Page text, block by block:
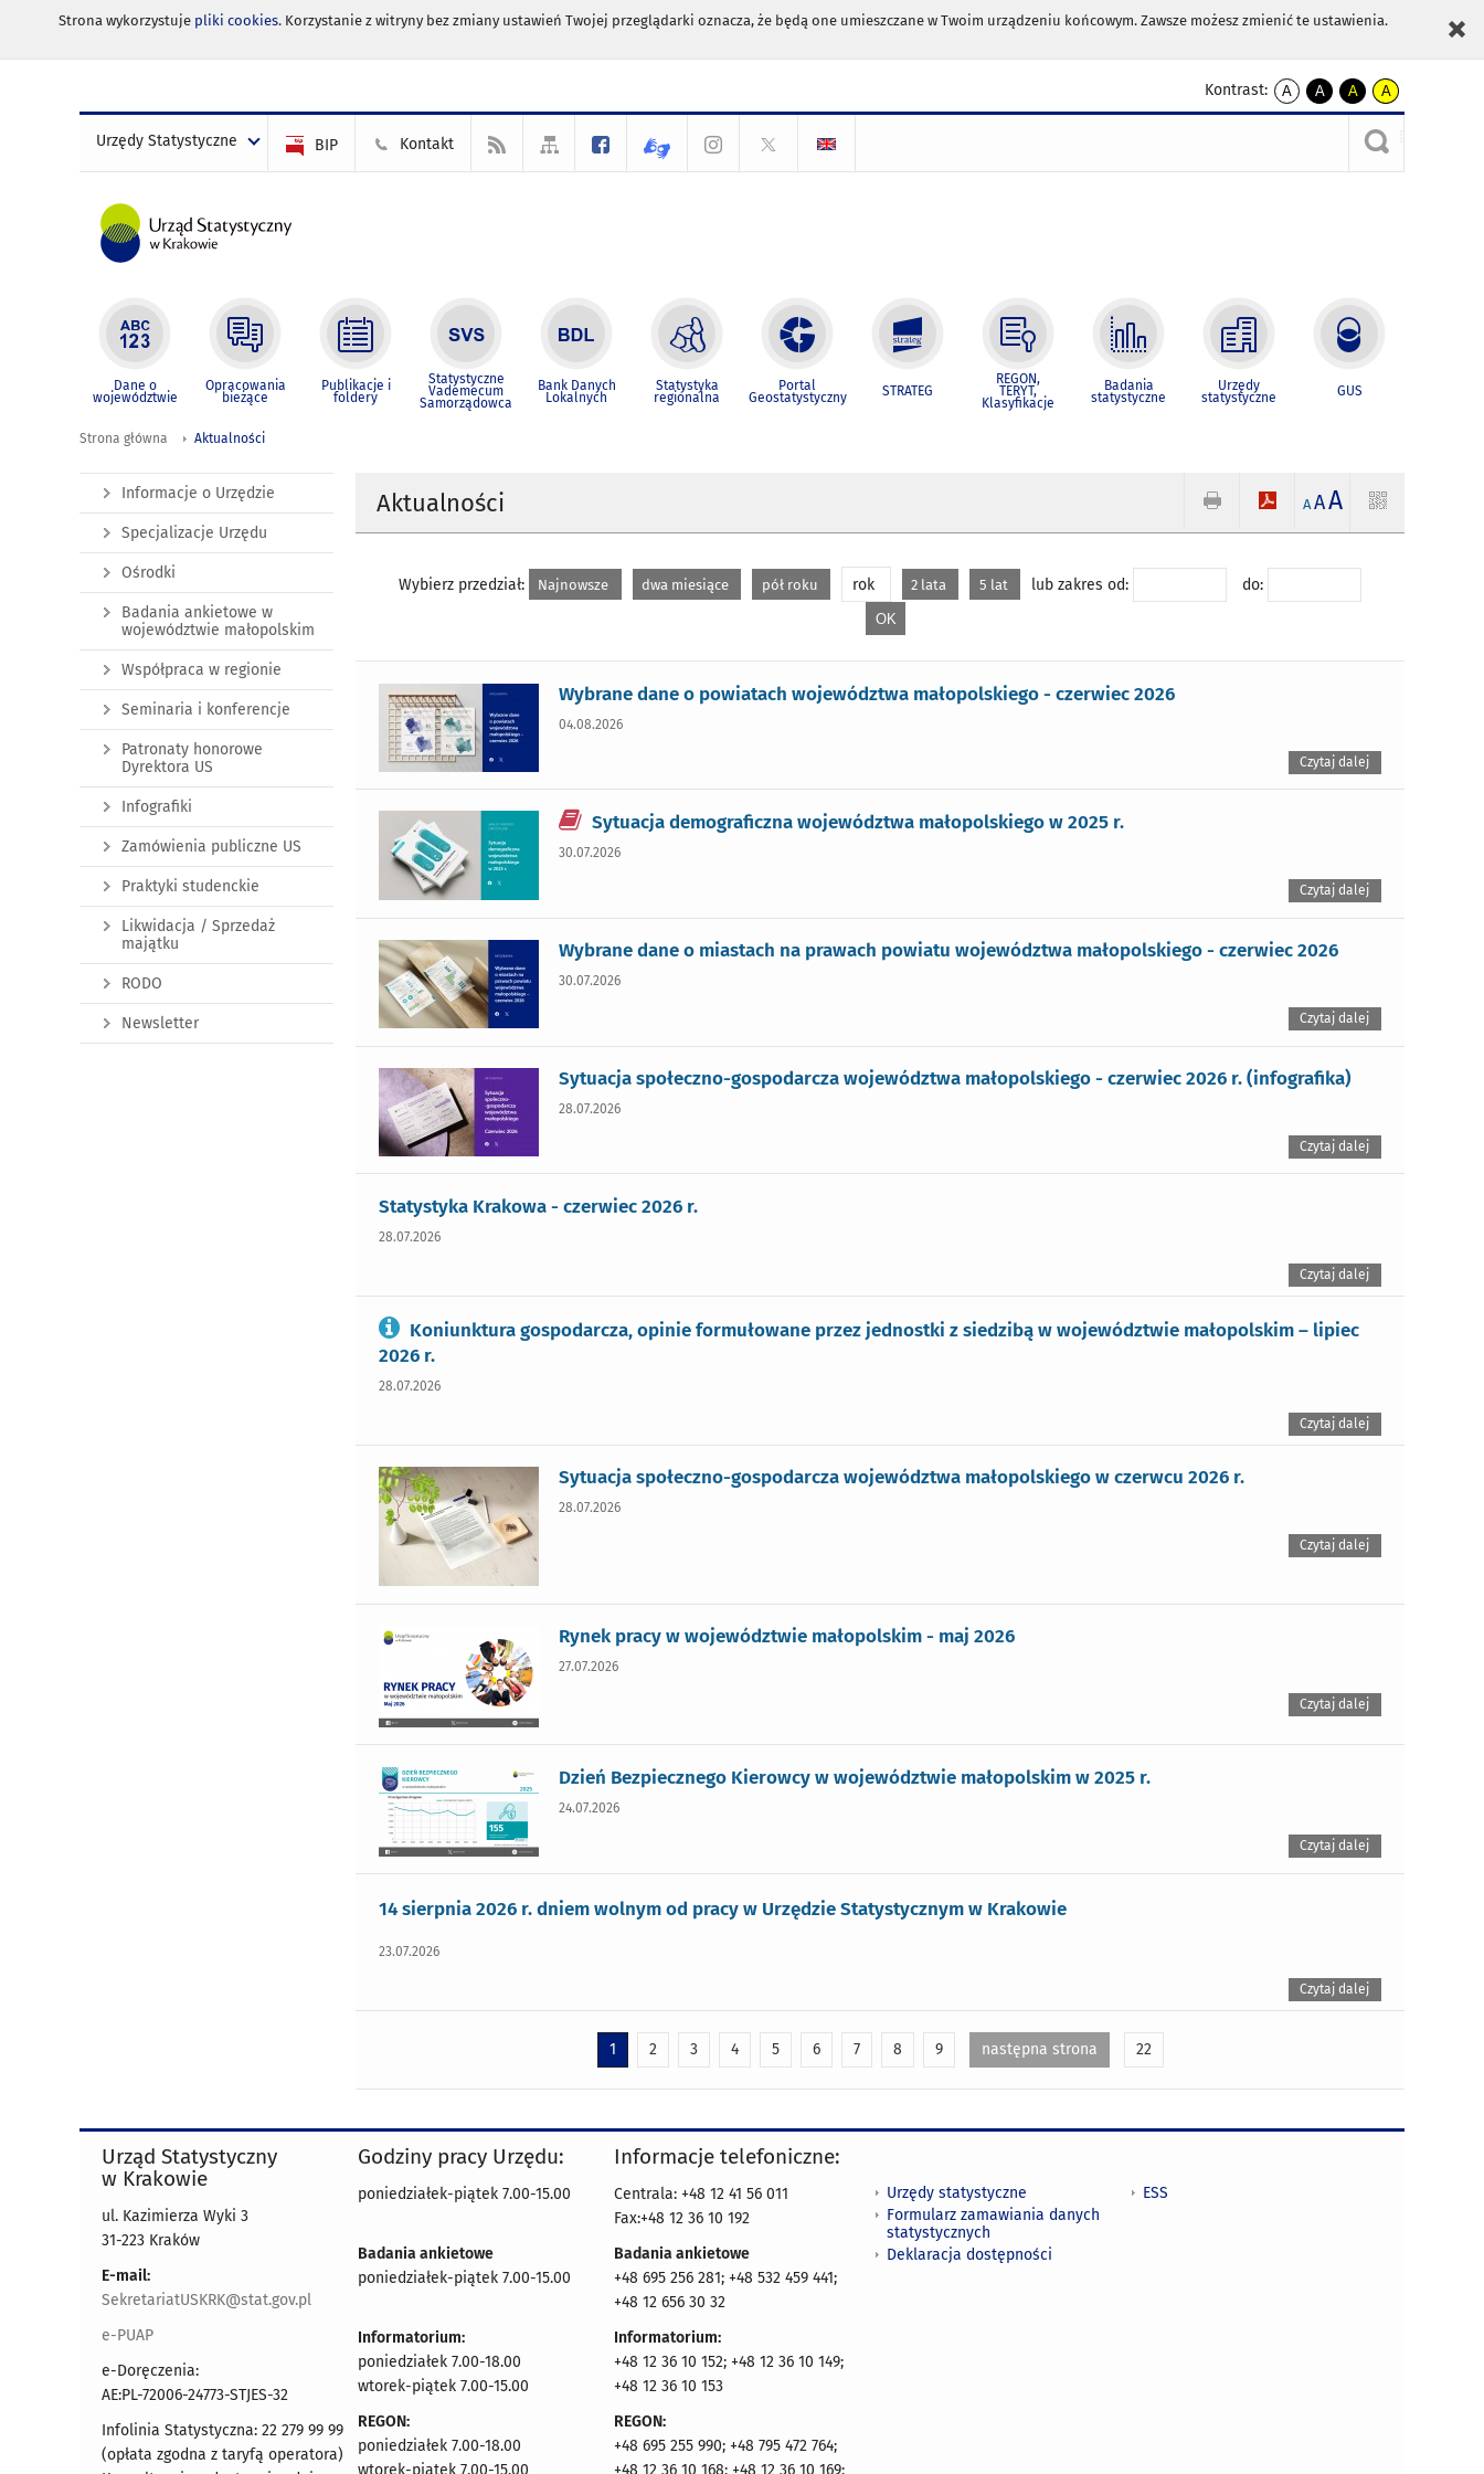
Strona wykorzystuje pliki cookies. Korzystanie z witryny bez zmiany ustawień Twojej przeglądarki oznacza, że będą one umieszczane w Twoim urządzeniu końcowym. Zawsze możesz zmienić te ustawienia.
Kontrast:
A
kontrast
A
kontrast
czarnym
A
kontrast
żółty
tekst
czarnym
A
kontrast
czarny
tekst
żółtym
Urzędy Statystyczne BIP Kontakt
Dane o
województwie
Opracowania
bieżące
Publikacje i
foldery
Statystyczne
Vademecum
Samorządowca
Bank Danych
Lokalnych
Statystyka
regionalna
Portal
Geostatystyczny STRATEG
REGON,
TERYT,
Klasyfikacje
Badania
statystyczne
Urzędy
statystyczne GUS
Strona główna Aktualności
Aktualności A AA
Wybierz przedział: Najnowsze dwa miesiące pół roku rok 2 lata 5 lat lub zakres od: do:
Wybrane dane o powiatach województwa małopolskiego - czerwiec 2026
04.08.2026
Czytaj dalej
Sytuacja demograficzna województwa małopolskiego w 2025 r.
30.07.2026
Czytaj dalej
Wybrane dane o miastach na prawach powiatu województwa małopolskiego - czerwiec 2026
30.07.2026
Czytaj dalej
Sytuacja społeczno-gospodarcza województwa małopolskiego - czerwiec 2026 r. (infografika)
28.07.2026
Czytaj dalej
Statystyka Krakowa - czerwiec 2026 r.
28.07.2026
Czytaj dalej
Koniunktura gospodarcza, opinie formułowane przez jednostki z siedzibą w województwie małopolskim – lipiec
2026 r.
28.07.2026
Czytaj dalej
Sytuacja społeczno-gospodarcza województwa małopolskiego w czerwcu 2026 r.
28.07.2026
Czytaj dalej
Rynek pracy w województwie małopolskim - maj 2026
27.07.2026
Czytaj dalej
Dzień Bezpiecznego Kierowcy w województwie małopolskim w 2025 r.
24.07.2026
Czytaj dalej
14 sierpnia 2026 r. dniem wolnym od pracy w Urzędzie Statystycznym w Krakowie
23.07.2026
Czytaj dalej
1 2 3 4 5 6 7 8 9 następna strona 22
Informacje o Urzędzie
Specjalizacje Urzędu
Ośrodki
Badania ankietowe w
województwie małopolskim
Współpraca w regionie
Seminaria i konferencje
Patronaty honorowe
Dyrektora US
Infografiki
Zamówienia publiczne US
Praktyki studenckie
Likwidacja / Sprzedaż
majątku
RODO
Newsletter
Urząd Statystyczny
w Krakowie
ul. Kazimierza Wyki 3
31-223 Kraków
E-mail:
SekretariatUSKRK@stat.gov.pl
e-PUAP
e-Doręczenia:
AE:PL-72006-24773-STJES-32
Infolinia Statystyczna: 22 279 99 99
(opłata zgodna z taryfą operatora)
Godziny pracy Urzędu:
poniedziałek-piątek 7.00-15.00
Badania ankietowe
poniedziałek-piątek 7.00-15.00
Informatorium:
poniedziałek 7.00-18.00
wtorek-piątek 7.00-15.00
REGON:
poniedziałek 7.00-18.00
wtorek-piątek 7.00-15.00
Informacje telefoniczne:
Centrala: +48 12 41 56 011
Fax:+48 12 36 10 192
Badania ankietowe
+48 695 256 281; +48 532 459 441;
+48 12 656 30 32
Informatorium:
+48 12 36 10 152; +48 12 36 10 149;
+48 12 36 10 153
REGON:
+48 695 255 990; +48 795 472 764;
+48 12 36 10 168; +48 12 36 10 169;
Urzędy statystyczne
Formularz zamawiania danych
statystycznych
Deklaracja dostępności
ESS